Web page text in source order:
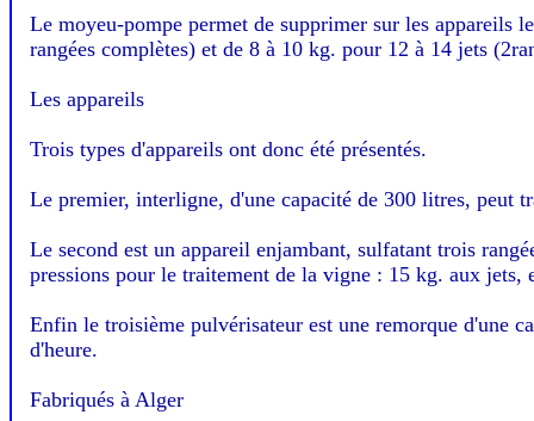
Le moyeu-pompe permet de supprimer sur les appareils
rangées complètes) et de 8 à 10 kg. pour 12 à 14 jets
Les appareils
Trois types d'appareils ont donc été présentés.
Le premier, interligne, d'une capacité de 300 litres, peut
Le second est un appareil enjambant, sulfatant trois
pressions pour le traitement de la vigne : 15 kg. aux
Enfin le troisième pulvérisateur est une remorque d'une
d'heure.
Fabriqués à Alger